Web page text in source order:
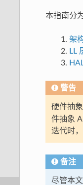
本指南分
架
LL
警告
硬件抽
件抽象
迭代时
备注
尽管本